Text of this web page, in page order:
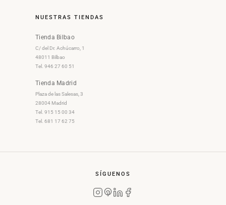
NUESTRAS TIENDAS
Tienda Bilbao
C/ del Dr. Achúcarro, 1
48011 Bilbao
Tel. 946 27 60 51
Tienda Madrid
Plaza de las Salesas, 3
28004 Madrid
Tel. 915 15 00 34
Tel. 681 17 62 75
SÍGUENOS